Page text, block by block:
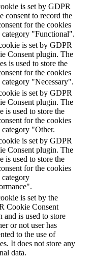
is set by GDPR
consent to record the
for the cookies
category "Functional".
is set by GDPR
Consent plugin. The
is used to store the
for the cookies
category "Necessary".
is set by GDPR
Consent plugin. The
is used to store the
for the cookies
category "Other.
is set by GDPR
Consent plugin. The
is used to store the
for the cookies
category
is set by the
Cookie Consent
and is used to store
or not user has
to the use of
It does not store any
data.